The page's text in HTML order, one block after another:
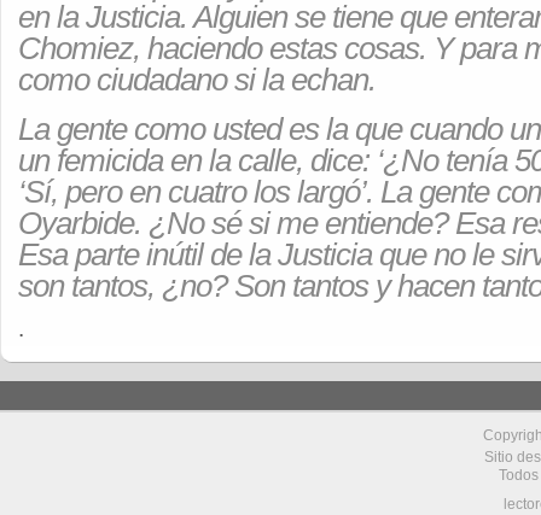
en la Justicia. Alguien se tiene que
Chomiez, haciendo estas cosas. Y para
como ciudadano si la echan.
La gente como usted es la que cuando
un femicida en la calle, dice: ‘¿No tenía
‘Sí, pero en cuatro los largó’. La gente
Oyarbide. ¿No sé si me entiende? Esa
Esa parte inútil de la Justicia que no le
son tantos, ¿no? Son tantos y hacen
.
Sitio